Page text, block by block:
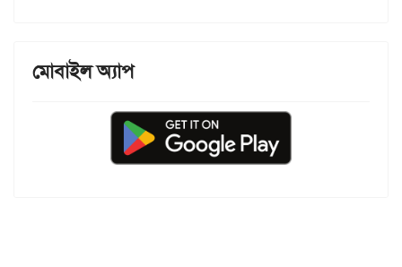
মোবাইল অ্যাপ